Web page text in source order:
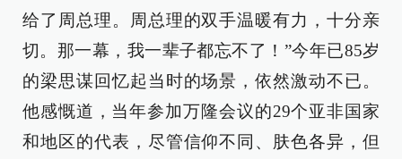
给了周总理。周总理的双手温暖有力，十分亲
切。那一幕，我一辈子都忘不了！”今年已85岁
的梁思谋回忆起当时的场景，依然激动不已。
他感慨道，当年参加万隆会议的29个亚非国家
和地区的代表，尽管信仰不同、肤色各异，但